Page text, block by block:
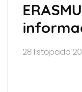
28 listopada